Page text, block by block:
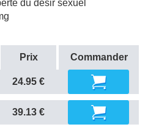
du desir sexuel
Prix Commander
24.95 €
39.13 €